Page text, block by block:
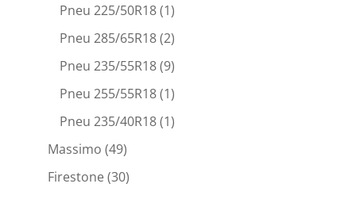
Pneu 225/50R18(1)
Pneu 285/65R18(2)
Pneu 235/55R18(9)
Pneu 255/55R18(1)
Pneu 235/40R18(1)
Massimo (49)
Firestone(30)